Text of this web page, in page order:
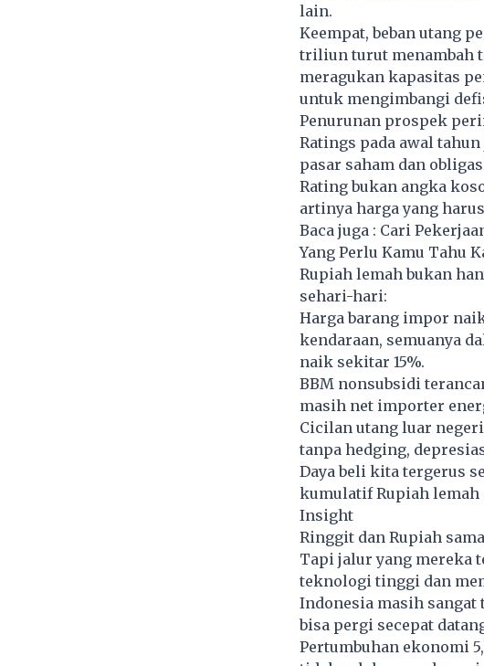
lain.
Keempat, beban utang
triliun turut menambah
meragukan kapasitas
untuk mengimbangi
Penurunan prospek
Ratings pada awal
pasar saham dan
Rating bukan angka
artinya harga yang
Baca juga : Cari
Yang Perlu Kamu Tahu
Rupiah lemah bukan
sehari-hari:
Harga barang impor
kendaraan, semuanya
naik sekitar 15%.
BBM nonsubsidi
masih net importer
Cicilan utang luar
tanpa hedging,
Daya beli kita tergerus
kumulatif Rupiah lemah
Insight
Ringgit dan Rupiah
Tapi jalur yang mereka
teknologi tinggi dan
Indonesia masih sangat
bisa pergi secepat
Pertumbuhan ekonomi